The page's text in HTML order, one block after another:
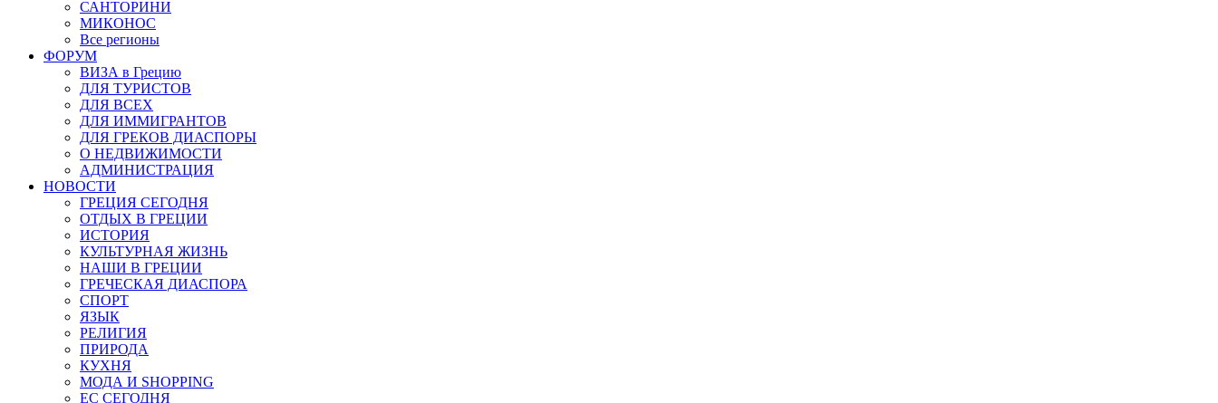
САНТОРИНИ
МИКОНОС
Все регионы
ФОРУМ
ВИЗА в Грецию
ДЛЯ ТУРИСТОВ
ДЛЯ ВСЕХ
ДЛЯ ИММИГРАНТОВ
ДЛЯ ГРЕКОВ ДИАСПОРЫ
О НЕДВИЖИМОСТИ
АДМИНИСТРАЦИЯ
НОВОСТИ
ГРЕЦИЯ СЕГОДНЯ
ОТДЫХ В ГРЕЦИИ
ИСТОРИЯ
КУЛЬТУРНАЯ ЖИЗНЬ
НАШИ В ГРЕЦИИ
ГРЕЧЕСКАЯ ДИАСПОРА
СПОРТ
ЯЗЫК
РЕЛИГИЯ
ПРИРОДА
КУХНЯ
МОДА И SHOPPING
ЕС СЕГОДНЯ